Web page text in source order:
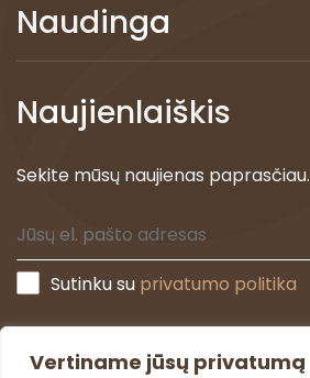
Vertiname jūsų privatumą
Naudinga
Naujienlaiškis
Sekite mūsų naujienas paprasčiau.
Sutinku su privatumo politika
PRENUMERUOTI